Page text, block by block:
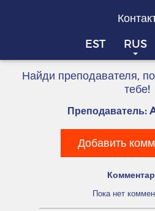
EST
RUS
Найди преподавателя,
тебе!
Преподаватель:
Добавить
Пока нет